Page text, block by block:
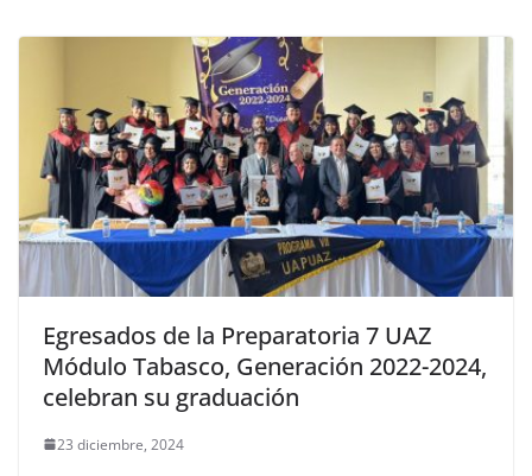
Egresados de la Preparatoria 7 UAZ
Módulo Tabasco, Generación 2022-2024,
celebran su graduación
23 diciembre, 2024